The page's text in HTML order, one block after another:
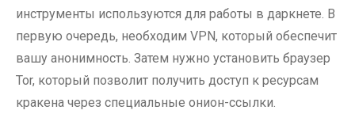
инструменты используются для работы в даркнете. В
первую очередь, необходим VPN, который обеспечит
вашу анонимность. Затем нужно установить браузер
Tor, который позволит получить доступ к ресурсам
кракена через специальные онион-ссылки.